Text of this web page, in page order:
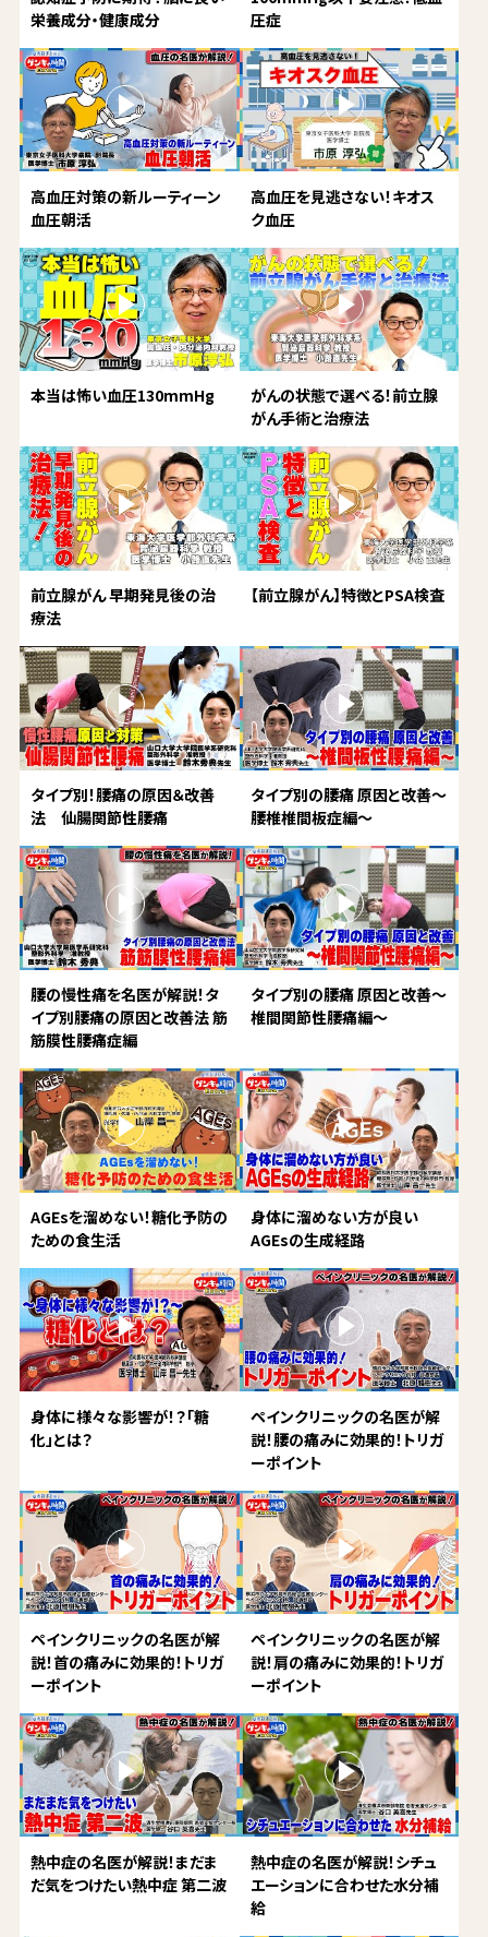
栄養成分・健康成分
圧症
高血圧対策の新ルーティーン
血圧朝活
高血圧を見逃さない！キオス
ク血圧
本当は怖い血圧130mmHg
がんの状態で選べる！前立腺
がん手術と治療法
前立腺がん 早期発見後の治
療法
【前立腺がん】特徴とPSA検査
タイプ別！腰痛の原因＆改善
法 仙腸関節性腰痛
タイプ別の腰痛 原因と改善～
腰椎椎間板症編～
腰の慢性痛を名医が解説！タ
イプ別腰痛の原因と改善法 筋
筋膜性腰痛症編
タイプ別の腰痛 原因と改善～
椎間関節性腰痛編～
AGEsを溜めない！糖化予防の
ための食生活
身体に溜めない方が良い
AGEsの生成経路
身体に様々な影響が！？「糖
化」とは？
ペインクリニックの名医が解
説！腰の痛みに効果的！トリガ
ーポイント
ペインクリニックの名医が解
説！首の痛みに効果的！トリガ
ーポイント
ペインクリニックの名医が解
説！肩の痛みに効果的！トリガ
ーポイント
熱中症の名医が解説！まだま
だ気をつけたい熱中症 第二波
熱中症の名医が解説！シチュ
エーションに合わせた水分補
給